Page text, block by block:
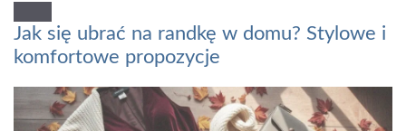
Jak się ubrać na randkę w domu? Stylowe i
komfortowe propozycje